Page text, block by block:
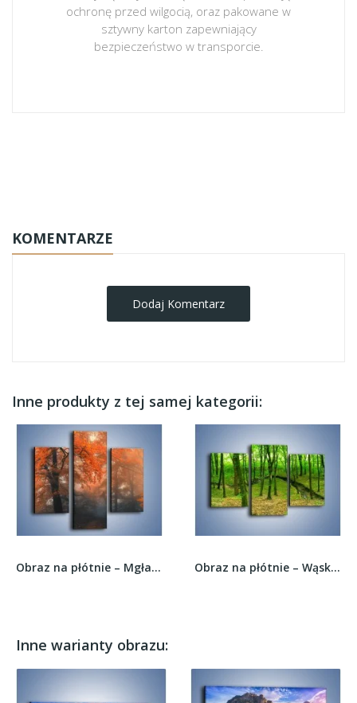
ochronę przed wilgocią, oraz pakowane w
sztywny karton zapewniający
bezpieczeństwo w transporcie.
KOMENTARZE
Dodaj Komentarz
Inne produkty z tej samej kategorii:
Obraz na płótnie – Mgła w czerwonym lesie –... Obraz na płótnie – Wąskie spojrzenie na las –...
Inne warianty obrazu: